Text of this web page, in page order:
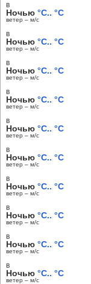
в
Ночью °C.. °C
ветер – м/c
в
Ночью °C.. °C
ветер – м/c
в
Ночью °C.. °C
ветер – м/c
в
Ночью °C.. °C
ветер – м/c
в
Ночью °C.. °C
ветер – м/c
в
Ночью °C.. °C
ветер – м/c
в
Ночью °C.. °C
ветер – м/c
в
Ночью °C.. °C
ветер – м/c
в
Ночью °C.. °C
ветер – м/c
в
Ночью °C.. °C
ветер – м/c